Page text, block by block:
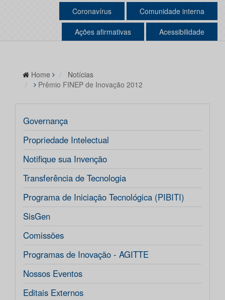
Coronavírus Comunidade interna
Ações afirmativas Acessibilidade
Home
Notícias
Prêmio FINEP de Inovação 2012
Governança
Propriedade Intelectual
Notifique sua Invenção
Transferência de Tecnologia
Programa de Iniciação Tecnológica (PIBITI)
SisGen
Comissões
Programas de Inovação - AGITTE
Nossos Eventos
Editais Externos